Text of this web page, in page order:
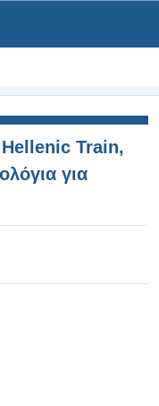
Train,
για